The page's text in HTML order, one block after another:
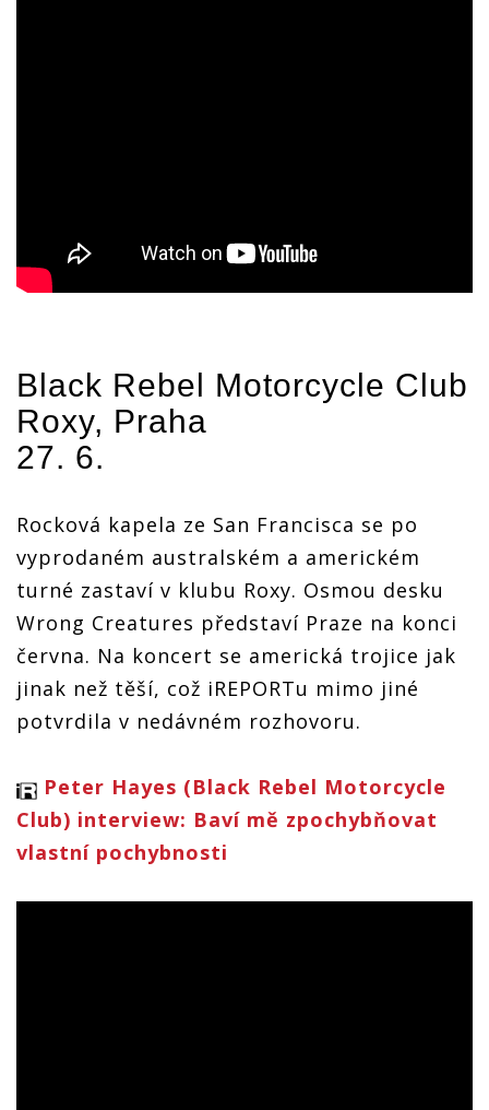
Black Rebel Motorcycle Club
Roxy, Praha
27. 6.
Rocková kapela ze San Francisca se po
vyprodaném australském a americkém
turné zastaví v klubu Roxy. Osmou desku
Wrong Creatures představí Praze na konci
června. Na koncert se americká trojice jak
jinak než těší, což iREPORTu mimo jiné
potvrdila v nedávném rozhovoru.
Peter Hayes (Black Rebel Motorcycle
Club) interview: Baví mě zpochybňovat
vlastní pochybnosti